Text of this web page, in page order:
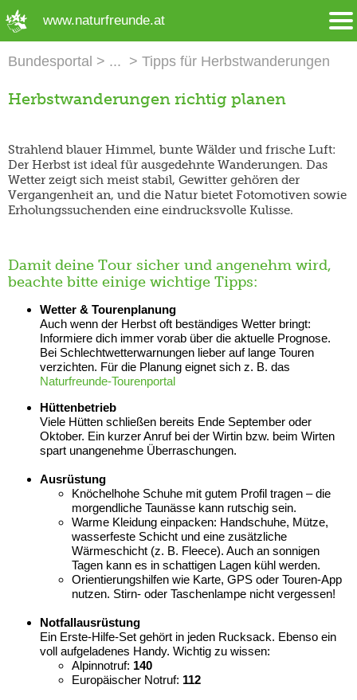
www.naturfreunde.at
Bundesportal Tipps für Herbstwanderungen
Herbstwanderungen richtig planen
Strahlend blauer Himmel, bunte Wälder und frische Luft:
Der Herbst ist ideal für ausgedehnte Wanderungen. Das
Wetter zeigt sich meist stabil, Gewitter gehören der
Vergangenheit an, und die Natur bietet Fotomotiven sowie
Erholungssuchenden eine eindrucksvolle Kulisse.
Damit deine Tour sicher und angenehm wird,
beachte bitte einige wichtige Tipps:
Wetter & Tourenplanung
Auch wenn der Herbst oft beständiges Wetter bringt:
Informiere dich immer vorab über die aktuelle Prognose.
Bei Schlechtwetterwarnungen lieber auf lange Touren
verzichten. Für die Planung eignet sich z. B. das
Naturfreunde-Tourenportal
Hüttenbetrieb
Viele Hütten schließen bereits Ende September oder
Oktober. Ein kurzer Anruf bei der Wirtin bzw. beim Wirten
spart unangenehme Überraschungen.
Ausrüstung
Knöchelhohe Schuhe mit gutem Profil tragen – die
morgendliche Taunässe kann rutschig sein.
Warme Kleidung einpacken: Handschuhe, Mütze,
wasserfeste Schicht und eine zusätzliche
Wärmeschicht (z. B. Fleece). Auch an sonnigen
Tagen kann es in schattigen Lagen kühl werden.
Orientierungshilfen wie Karte, GPS oder Touren-App
nutzen. Stirn- oder Taschenlampe nicht vergessen!
Notfallausrüstung
Ein Erste-Hilfe-Set gehört in jeden Rucksack. Ebenso ein
voll aufgeladenes Handy. Wichtig zu wissen:
Alpinnotruf: 140
Europäischer Notruf: 112